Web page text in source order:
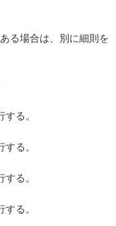
る場合は、別に細則を
る。
る。
る。
る。